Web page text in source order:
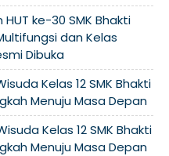
HUT ke-30 SMK Bhakti
dan Kelas
Dibuka
Kelas 12 SMK Bhakti
Menuju Masa Depan
Kelas 12 SMK Bhakti
Menuju Masa Depan